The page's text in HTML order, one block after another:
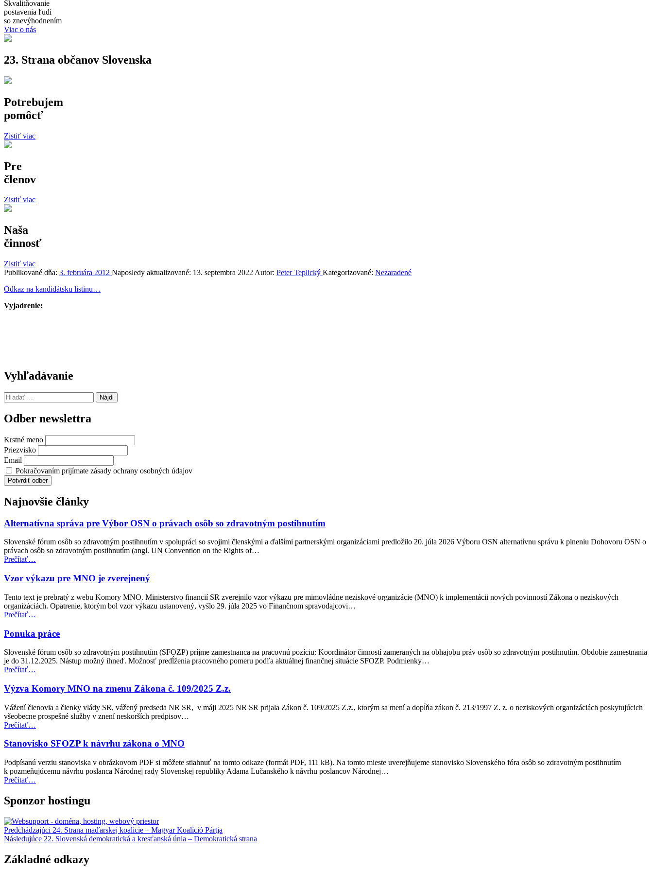
Skvalitňovanie
postavenia ľudí
so znevýhodnením
Viac o nás
23. Strana občanov Slovenska
Potrebujem
pomôcť
Zistiť viac
Pre
členov
Zistiť viac
Naša
činnosť
Zistiť viac
Publikované dňa: 3. februára 2012 Naposledy aktualizované: 13. septembra 2022 Autor: Peter Teplický Kategorizované: Nezaradené
Odkaz na kandidátsku listinu…
Vyjadrenie:
Preskočiť
späť
hlavnú
Vyhľadávanie
Hľadať:
Odber newslettra
Krstné meno
Priezvisko
Email
Pokračovaním prijímate zásady ochrany osobných údajov
Najnovšie články
Alternatívna správa pre Výbor OSN o právach osôb so zdravotným postihnutím
Slovenské fórum osôb so zdravotným postihnutím v spolupráci so svojimi členskými a ďalšími partnerskými organizáciami predložilo 20. júla 2026 Výboru OSN alternatívnu správu k plneniu Dohovoru OSN o
právach osôb so zdravotným postihnutím (angl. UN Convention on the Rights of…
Prečítať“Alternatívna
pre
Výbor
OSN
o
právach
osôb
zdravotným
…
Vzor výkazu pre MNO je zverejnený
Tento text je prebratý z webu Komory MNO. Ministerstvo financií SR zverejnilo vzor výkazu pre mimovládne neziskové organizácie (MNO) k implementácii nových povinností Zákona o neziskových
organizáciách. Opatrenie, ktorým bol vzor výkazu ustanovený, vyšlo 29. júla 2025 vo Finančnom spravodajcovi…
Prečítať“Vzor
pre
MNO
je
zverejnený”
…
Ponuka práce
Slovenské fórum osôb so zdravotným postihnutím (SFOZP) príjme zamestnanca na pracovnú pozíciu: Koordinátor činností zameraných na obhajobu práv osôb so zdravotným postihnutím. Obdobie zamestnania
je do 31.12.2025. Nástup možný ihneď. Možnosť predĺženia pracovného pomeru podľa aktuálnej finančnej situácie SFOZP. Podmienky…
Prečítať“Ponuka
…
Výzva Komory MNO na zmenu Zákona č. 109/2025 Z.z.
Vážení členovia a členky vlády SR, vážený predseda NR SR, v máji 2025 NR SR prijala Zákon č. 109/2025 Z.z., ktorým sa mení a dopĺňa zákon č. 213/1997 Z. z. o neziskových organizáciách poskytujúcich
všeobecne prospešné služby v znení neskorších predpisov…
Prečítať“Výzva
MNO
zmenu
Zákona
č.
109/2025
…
Stanovisko SFOZP k návrhu zákona o MNO
Podpísanú verziu stanoviska v obrázkovom PDF si môžete stiahnuť na tomto odkaze (formát PDF, 111 kB). Na tomto mieste uverejňujeme stanovisko Slovenského fóra osôb so zdravotným postihnutím
k pozmeňujúcemu návrhu poslanca Národnej rady Slovenskej republiky Adama Lučanského k návrhu poslancov Národnej…
Prečítať“Stanovisko
návrhu
o
MNO”
…
Sponzor hostingu
Navigácia
v
článku
Predchádzajúci 24. Strana maďarskej koalície – Magyar Koalíció Pártja
Následujúce 22. Slovenská demokratická a kresťanská únia – Demokratická strana
Základné odkazy